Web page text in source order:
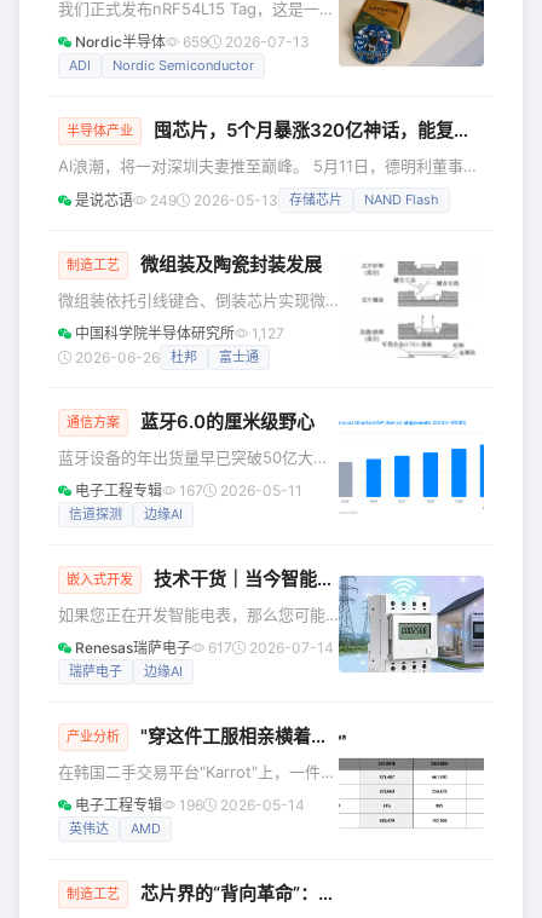
购也将推动物理AI与软件集成的系统级
解决方案落地，为工业、机器人、智慧
城市、物联网、农业和医疗保健等市场
我们正式发布nRF54L15 Tag，这是一款
结构紧凑、电池供电的标签原型开发平
台，搭载超低功耗无线 nRF54L15 SoC
签、蓝牙追踪器，以及兼容 Apple 查找
天线，可增强 Google 查找中心的精准
查找性能，并通过蓝牙信道探测实现更
Nordic半导体 659 2026-07-13
ADI Nordic Semiconductor
半导体产业 囤芯片，5个月暴涨320亿神话，能复制吗？
AI浪潮，将一对深圳夫妻推至巅峰。 5月11日，德明利董事长
李虎带队召开业绩发布会，直言“行业景气度高、供需格局偏
存储模组厂，在1-3月暴赚33.46亿元，相当于过去10年利润
总和的2倍都不止。 要知道，去年同期，其还在亏损泥潭里挣
扎，如今一飞冲天。 创始人李虎，今年51岁，与妻子田
是说芯语 249 2026-05-13 存储芯片 NAND Flash
制造工艺 微组装及陶瓷封装发展
微组装依托引线键合、倒装芯片实现微
米级高精度裸芯片封装，陶瓷封装是典
型应用。文章围绕低介电陶瓷基材、大
陶瓷封装材料、工艺与产业化优劣。 微
的电子组装技术，该工艺的最小组装单
元尺寸区间为数微米至100微米，以引线
键合、倒装芯片为核心基础技术，主要
的高精度、
中国科学院半导体研究所
1,127
2026-06-26
杜邦 富士通
通信方案 蓝牙6.0的厘米级野心
蓝牙设备的年出货量早已突破50亿大
关，这条"无线连接线"的边界仍在持续推
远。2024年9月，蓝牙技术联盟正式发
牙首次具备厘米级测距能力；边缘AI与
定义阶段；能量采集方案则在特定场景
中实现了"无电池"设备的真正落地。
2026年，被业界视为这些新技术规模化
电子工程专辑 167 2026-05-11
信道探测 边缘AI
嵌入式开发 技术干货｜当今智能电表技术所面临的核心问题
如果您正在开发智能电表，那么您可能
早已听过这个颠覆整个市场的问题： Q
“你们的电表是否能够识别正在运行的电
足以满足当今需求。如今，公用事业公
有的硬件平台和紧张的部署时间等限制
条件下，提供切实可行的洞察信息，保
证数据完整性，并提升用户参与度。随
购周期不断缩短
Renesas瑞萨电子 617 2026-07-14
瑞萨电子 边缘AI
产业分析 "穿这件工服相亲横着走"，SK海力士工程师为何成顶流？
在韩国二手交易平台"Karrot"上，一件标
价4万韩元的SK海力士工会马甲被卖家称
为"终极相亲战袍"，帖子瞬间登上热搜
示："自半导体超级周期开启以来，市场
电子工程专辑 196 2026-05-14
英伟达 AMD
制造工艺 芯片界的“背向革命”：让供电后撤，性能翻番